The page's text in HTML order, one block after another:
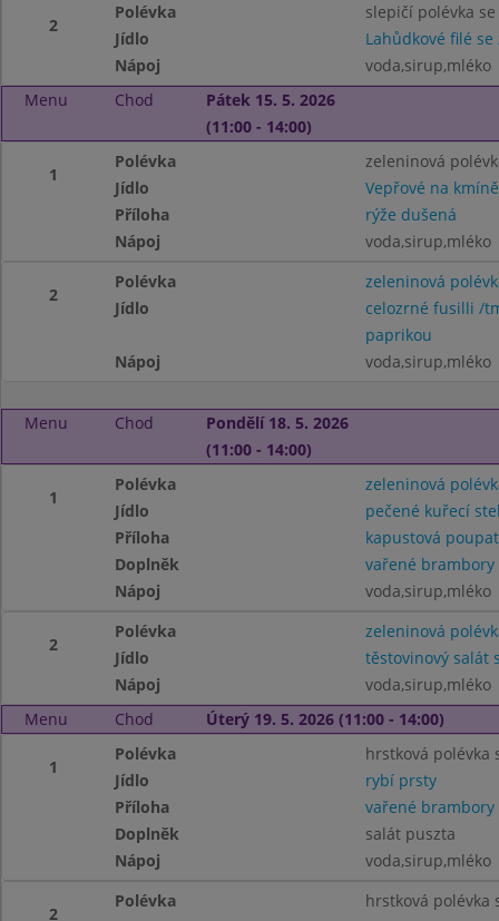
2
Polévka
slepičí polévka
Jídlo
Lahůdkové filé
Nápoj
voda,sirup,mléko
Menu
Chod
Pátek 15. 5. 2026
(11:00 - 14:00)
1
Polévka
zeleninová
Jídlo
Vepřové na kmíně
Příloha
rýže dušená
Nápoj
voda,sirup,mléko
2
Polévka
zeleninová
Jídlo
celozrné fusilli /
paprikou
Nápoj
voda,sirup,mléko
Menu Chod
Pondělí 18. 5. 2026
(11:00 - 14:00)
1
Polévka
zeleninová
Jídlo
pečené kuřecí
Příloha
kapustová
Doplněk
vařené brambory
Nápoj
voda,sirup,mléko
2
Polévka
zeleninová
Jídlo
těstovinový salát
Nápoj
voda,sirup,mléko
Menu
Chod Úterý 19. 5. 2026 (11:00 - 14:00)
1
Polévka
hrstková polévka
Jídlo
rybí prsty
Příloha
vařené brambory
Doplněk
salát puszta
Nápoj
voda,sirup,mléko
2
Polévka
hrstková polévka